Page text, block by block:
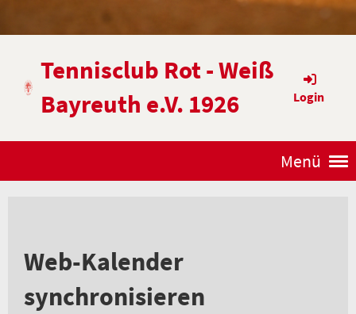
Tennisclub Rot - Weiß
Bayreuth e.V. 1926
Login
Menü
Web-Kalender
synchronisieren